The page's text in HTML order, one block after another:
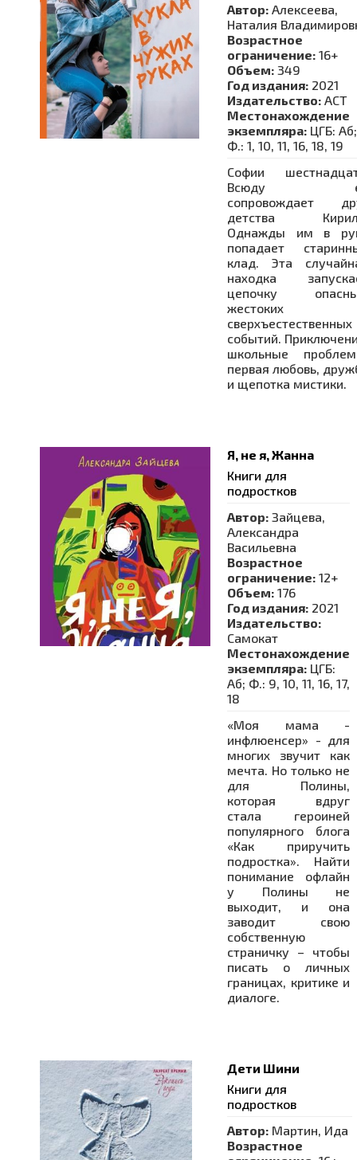
Автор: Алексеева,
Наталия
Возрастное
ограничение: 16+
Объем: 349
Год издания: 2021
Издательство: АСТ
Местонахождение
экземпляра: ЦГБ: Аб;
Ф.: 1, 10, 11, 16, 18, 19
Софии
Всюду
сопровождает
детства
Однажды им в
попадает
клад. Эта
находка
цепочку
жестоких
сверхъестественных
событий.
школьные
первая любовь,
и щепотка мистики.
Я, не я, Жанна
Книги для
подростков
Автор: Зайцева,
Александра
Васильевна
Возрастное
ограничение: 12+
Объем: 176
Год издания: 2021
Издательство:
Самокат
Местонахождение
экземпляра: ЦГБ:
Аб; Ф.: 9, 10, 11, 16, 17,
18
«Моя мама -
инфлюенсер» - для
многих звучит как
мечта. Но только не
для Полины,
которая вдруг
стала героиней
популярного блога
«Как приручить
подростка». Найти
понимание офлайн
у Полины не
выходит, и она
заводит свою
собственную
страничку – чтобы
писать о личных
границах, критике и
диалоге.
Дети Шини
Книги для
подростков
Автор: Мартин, Ида
Возрастное